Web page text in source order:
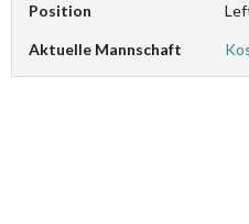
Position
Aktuelle Mannschaft